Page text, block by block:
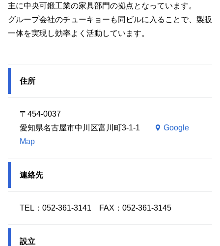
主に中央可鍛工業の家具部門の拠点となっています。
グループ会社のチューキョーも同ビルに入ることで、製販
一体を実現し効率よく活動しています。
住所
〒454-0037
愛知県名古屋市中川区富川町3-1-1
Google
Map
連絡先
TEL：052-361-3141 FAX：052-361-3145
設立